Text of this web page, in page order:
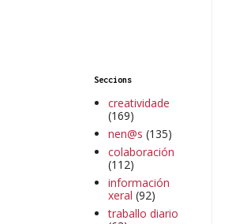
Seccions
creatividade
(169)
nen@s (135)
colaboración
(112)
información
xeral (92)
traballo diario